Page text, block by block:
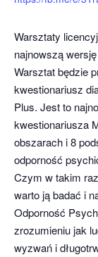
Warsztaty
najnowszą
Warsztat będzie
kwestionariusz
Plus. Jest to
kwestionariusza
obszarach i 8
odporność
Czym w takim
warto ją badać i
Odporność
zrozumieniu jak
wyzwań i